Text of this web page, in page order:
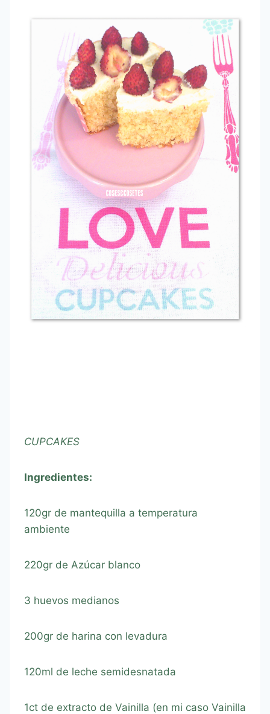
CUPCAKES
Ingredientes:
120gr de mantequilla a temperatura
ambiente
220gr de Azúcar blanco
3 huevos medianos
200gr de harina con levadura
120ml de leche semidesnatada
1ct de extracto de Vainilla (en mi caso Vainilla